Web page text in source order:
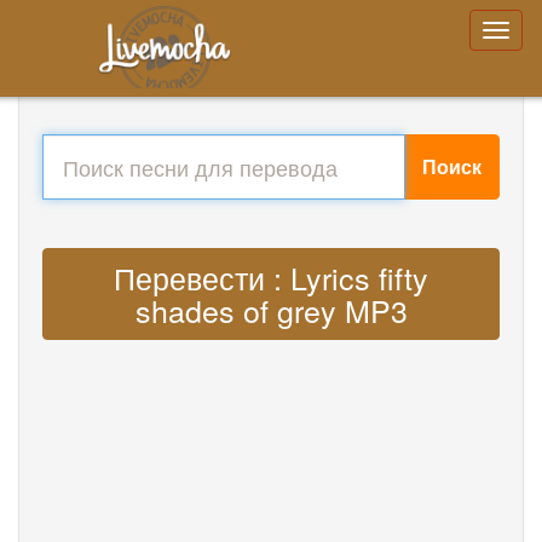
Поиск
Перевести : Lyrics fifty
shades of grey MP3